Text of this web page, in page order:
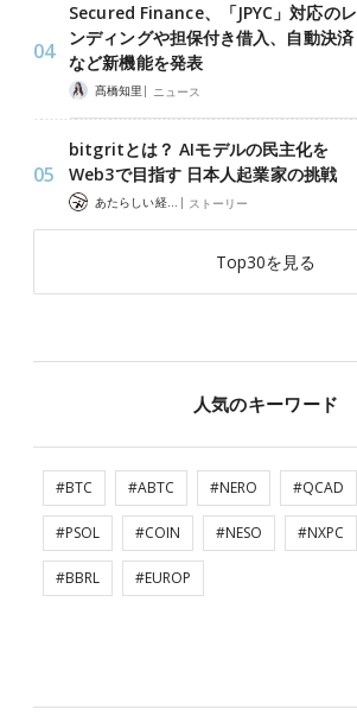
Secured Finance、「JPYC」対応のレ
ンディングや担保付き借入、自動決済
など新機能を発表
髙橋知里 | ニュース
bitgritとは？ AIモデルの民主化を
Web3で目指す 日本人起業家の挑戦
あたらしい経済 編集部 | ストーリー
Top30を見る
人気のキーワード
#BTC #ABTC #NERO #QCAD
#PSOL #COIN #NESO #NXPC
#BBRL #EUROP